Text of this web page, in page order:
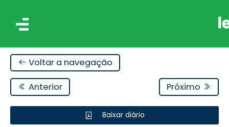
Voltar a navegação
Anterior Próximo
Baixar diário